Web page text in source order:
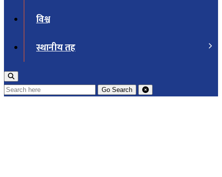
विश्व
स्थानीय तह
Go Search